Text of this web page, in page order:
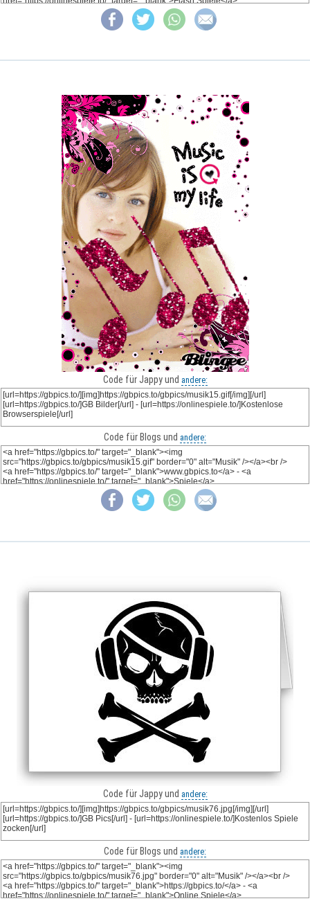
Code für Jappy und andere:
Code für Blogs und andere:
Code für Jappy und andere:
Code für Blogs und andere: